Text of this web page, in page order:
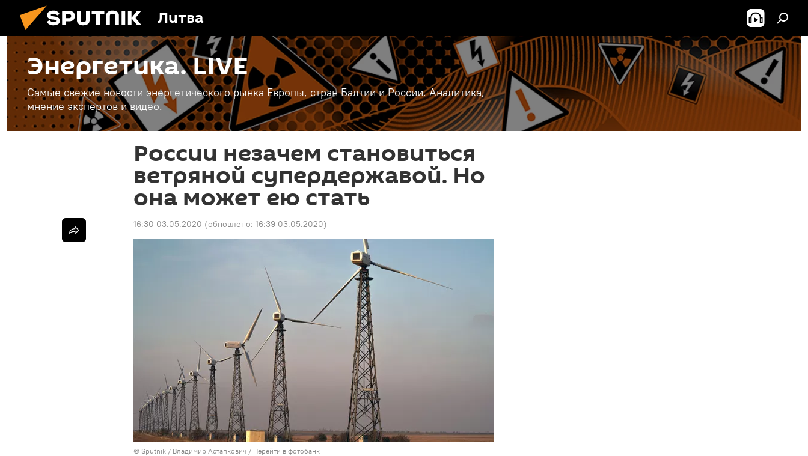
Литва
Энергетика. LIVE
Самые свежие новости энергетического рынка Европы, стран Балтии и России. Аналитика,
мнение экспертов и видео.
России незачем становиться
ветряной супердержавой. Но
она может ею стать
16:30 03.05.2020 (обновлено: 16:39 03.05.2020)
© Sputnik / Владимир Астапкович / Перейти в фотобанк